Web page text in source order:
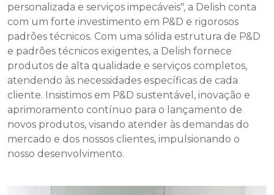
personalizada e serviços impecáveis", a Delish conta
com um forte investimento em P&D e rigorosos
padrões técnicos. Com uma sólida estrutura de P&D
e padrões técnicos exigentes, a Delish fornece
produtos de alta qualidade e serviços completos,
atendendo às necessidades específicas de cada
cliente. Insistimos em P&D sustentável, inovação e
aprimoramento contínuo para o lançamento de
novos produtos, visando atender às demandas do
mercado e dos nossos clientes, impulsionando o
nosso desenvolvimento.